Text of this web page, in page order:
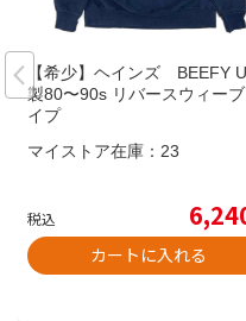
【希少】ヘインズ BEEFY
製80〜90s リバースウィーブ
イプ
マイストア在庫： 23
税込
カートに入れる